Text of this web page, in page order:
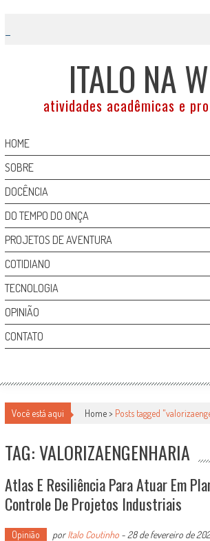
content
ITALO NA
atividades acadêmicas e
HOME
SOBRE
DOCÊNCIA
DO TEMPO DO ONÇA
PROJETOS DE AVENTURA
COTIDIANO
TECNOLOGIA
OPINIÃO
CONTATO
Você está aqui Home > Posts tagged
TAG: VALORIZAENGENHARIA
Atlas E Resiliência Para Atuar Em
Controle De Projetos Industriais
Opinião porItalo Coutinho-28 de fevereiro de